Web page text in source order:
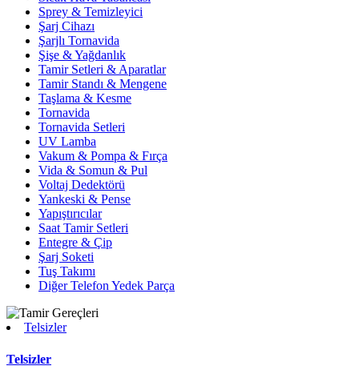
Sprey & Temizleyici
Şarj Cihazı
Şarjlı Tornavida
Şişe & Yağdanlık
Tamir Setleri & Aparatlar
Tamir Standı & Mengene
Taşlama & Kesme
Tornavida
Tornavida Setleri
UV Lamba
Vakum & Pompa & Fırça
Vida & Somun & Pul
Voltaj Dedektörü
Yankeski & Pense
Yapıştırıcılar
Saat Tamir Setleri
Entegre & Çip
Şarj Soketi
Tuş Takımı
Diğer Telefon Yedek Parça
Telsizler
Telsizler